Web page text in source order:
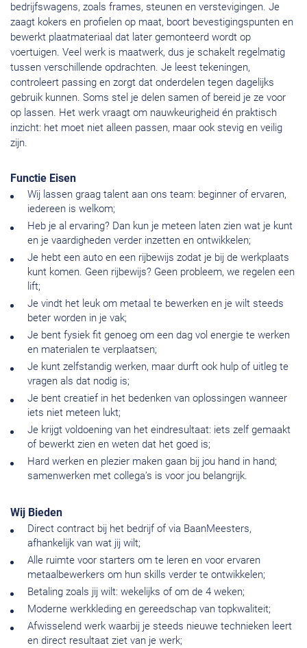
bedrijfswagens, zoals frames, steunen en verstevigingen. Je
zaagt kokers en profielen op maat, boort bevestigingspunten en
bewerkt plaatmateriaal dat later gemonteerd wordt op
voertuigen. Veel werk is maatwerk, dus je schakelt regelmatig
tussen verschillende opdrachten. Je leest tekeningen,
controleert passing en zorgt dat onderdelen tegen dagelijks
gebruik kunnen. Soms stel je delen samen of bereid je ze voor
op lassen. Het werk vraagt om nauwkeurigheid én praktisch
inzicht: het moet niet alleen passen, maar ook stevig en veilig
zijn.
Functie Eisen
Wij lassen graag talent aan ons team: beginner of ervaren,
iedereen is welkom;
Heb je al ervaring? Dan kun je meteen laten zien wat je kunt
en je vaardigheden verder inzetten en ontwikkelen;
Je hebt een auto en een rijbewijs zodat je bij de werkplaats
kunt komen. Geen rijbewijs? Geen probleem, we regelen een
lift;
Je vindt het leuk om metaal te bewerken en je wilt steeds
beter worden in je vak;
Je bent fysiek fit genoeg om een dag vol energie te werken
en materialen te verplaatsen;
Je kunt zelfstandig werken, maar durft ook hulp of uitleg te
vragen als dat nodig is;
Je bent creatief in het bedenken van oplossingen wanneer
iets niet meteen lukt;
Je krijgt voldoening van het eindresultaat: iets zelf gemaakt
of bewerkt zien en weten dat het goed is;
Hard werken en plezier maken gaan bij jou hand in hand;
samenwerken met collega’s is voor jou belangrijk.
Wij Bieden
Direct contract bij het bedrijf of via BaanMeesters,
afhankelijk van wat jij wilt;
Alle ruimte voor starters om te leren en voor ervaren
metaalbewerkers om hun skills verder te ontwikkelen;
Betaling zoals jij wilt: wekelijks of om de 4 weken;
Moderne werkkleding en gereedschap van topkwaliteit;
Afwisselend werk waarbij je steeds nieuwe technieken leert
en direct resultaat ziet van je werk;